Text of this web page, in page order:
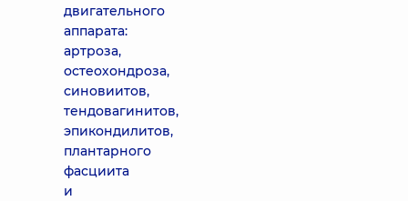
двигательного
аппарата:
артроза,
остеохондроза,
синовиитов,
тендовагинитов,
эпикондилитов,
плантарного
фасциита
и